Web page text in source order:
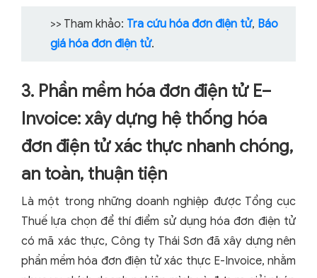
>> Tham khảo: Tra cứu hóa đơn điện tử, Báo
giá hóa đơn điện tử.
3. Phần mềm hóa đơn điện tử E–
Invoice: xây dựng hệ thống hóa
đơn điện tử xác thực nhanh chóng,
an toàn, thuận tiện
Là một trong những doanh nghiệp được Tổng cục
Thuế lựa chọn để thí điểm sử dụng hóa đơn điện tử
có mã xác thực, Công ty Thái Sơn đã xây dựng nên
phần mềm hóa đơn điện tử xác thực E-Invoice, nhằm